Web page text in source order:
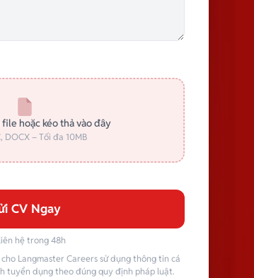
hoặc kéo thả vào đây
DOCX – Tối đa 10MB
CV Ngay
hệ trong 48h
Langmaster Careers sử dụng thông tin cá
tuyển dụng theo đúng quy định pháp luật.